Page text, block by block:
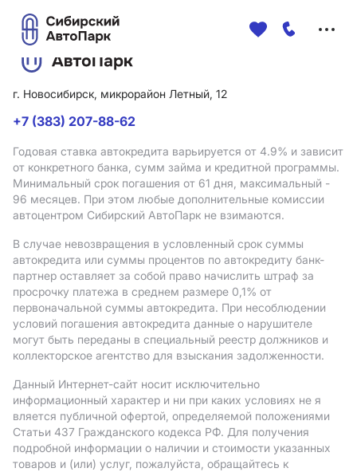
г. Новосибирск, микрорайон Летный, 12
+7 (383) 207-88-62
Годовая ставка автокредита варьируется от 4.9% и зависит
от конкретного банка, сумм займа и кредитной программы.
Минимальный срок погашения от 61 дня, максимальный -
96 месяцев. При этом любые дополнительные комиссии
автоцентром Сибирский АвтоПарк не взимаются.
В случае невозвращения в условленный срок суммы
автокредита или суммы процентов по автокредиту банк-
партнер оставляет за собой право начислить штраф за
просрочку платежа в среднем размере 0,1% от
первоначальной суммы автокредита. При несоблюдении
условий погашения автокредита данные о нарушителе
могут быть переданы в специальный реестр должников и
коллекторское агентство для взыскания задолженности.
Данный Интернет-сайт носит исключительно
информационный характер и ни при каких условиях не я
вляется публичной офертой, определяемой положениями
Статьи 437 Гражданского кодекса РФ. Для получения
подробной информации о наличии и стоимости указанных
товаров и (или) услуг, пожалуйста, обращайтесь к